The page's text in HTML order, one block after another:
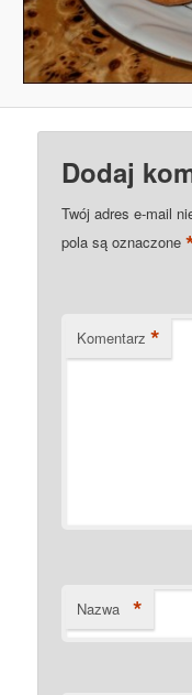
Dodaj
Twój adres e-mail
pola są oznaczone
Komentarz *
Nazwa *